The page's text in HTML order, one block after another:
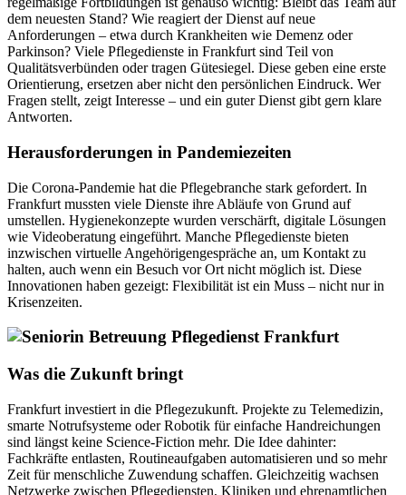
dem neuesten Stand? Wie reagiert der Dienst auf neue
Anforderungen – etwa durch Krankheiten wie Demenz oder
Parkinson? Viele Pflegedienste in Frankfurt sind Teil von
Qualitätsverbünden oder tragen Gütesiegel. Diese geben eine erste
Orientierung, ersetzen aber nicht den persönlichen Eindruck. Wer
Fragen stellt, zeigt Interesse – und ein guter Dienst gibt gern klare
Antworten.
Herausforderungen in Pandemiezeiten
Die Corona-Pandemie hat die Pflegebranche stark gefordert. In
Frankfurt mussten viele Dienste ihre Abläufe von Grund auf
umstellen. Hygienekonzepte wurden verschärft, digitale Lösungen
wie Videoberatung eingeführt. Manche Pflegedienste bieten
inzwischen virtuelle Angehörigengespräche an, um Kontakt zu
halten, auch wenn ein Besuch vor Ort nicht möglich ist. Diese
Innovationen haben gezeigt: Flexibilität ist ein Muss – nicht nur in
Krisenzeiten.
Was die Zukunft bringt
Frankfurt investiert in die Pflegezukunft. Projekte zu Telemedizin,
smarte Notrufsysteme oder Robotik für einfache Handreichungen
sind längst keine Science-Fiction mehr. Die Idee dahinter:
Fachkräfte entlasten, Routineaufgaben automatisieren und so mehr
Zeit für menschliche Zuwendung schaffen. Gleichzeitig wachsen
Netzwerke zwischen Pflegediensten, Kliniken und ehrenamtlichen